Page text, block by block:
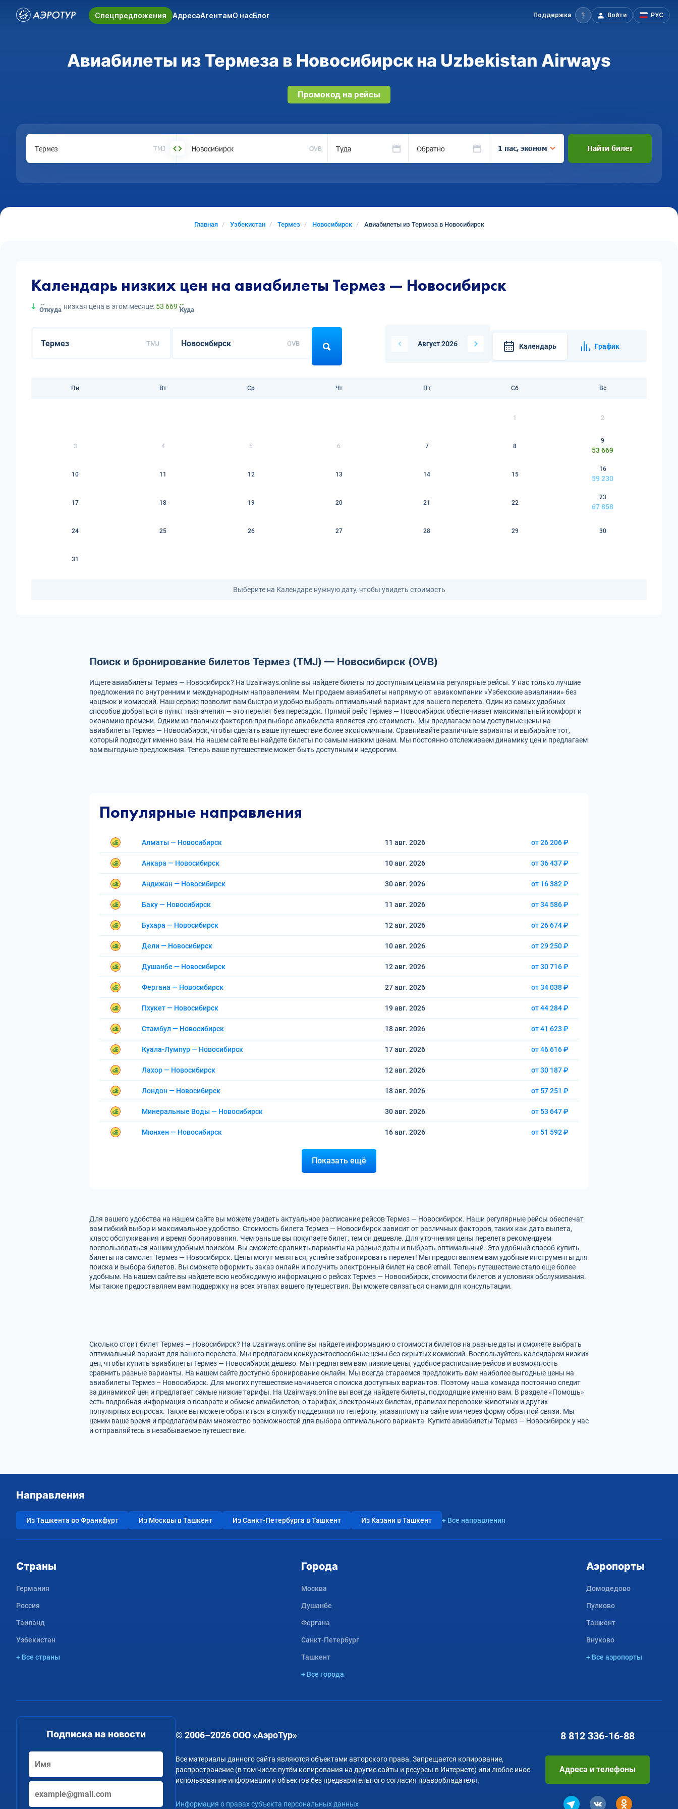
Спецпредложения АдресаАгентамО насБлог Поддержка Войти РУС
Авиабилеты из Термеза в Новосибирск на Uzbekistan Airways
Промокод на рейсы
TMJ OVB Туда Обратно 1 пас, эконом Найти билет
Главная Узбекистан Термез Новосибирск Авиабилеты из Термеза в Новосибирск
Календарь низких цен на авиабилеты Термез — Новосибирск
Самая низкая цена в этом месяце: 53 669 ₽
Откуда
TMJ
Куда
OVB Август 2026 Календарь График
Пн Вт Ср Чт Пт Сб Вс
1 2
3 4 5 6 7 8
9
53 669
10 11 12 13 14 15
16
59 230
17 18 19 20 21 22
23
67 858
24 25 26 27 28 29 30
31
Выберите на Календаре нужную дату, чтобы увидеть стоимость
Поиск и бронирование билетов Термез (TMJ) — Новосибирск (OVB)
Ищете авиабилеты Термез — Новосибирск? На Uzairways.online вы найдете билеты по доступным ценам на регулярные рейсы. У нас только лучшие
предложения по внутренним и международным направлениям. Мы продаем авиабилеты напрямую от авиакомпании «Узбекские авиалинии» без
наценок и комиссий. Наш сервис позволит вам быстро и удобно выбрать оптимальный вариант для вашего перелета. Один из самых удобных
способов добраться в пункт назначения — это перелет без пересадок. Прямой рейс Термез — Новосибирск обеспечивает максимальный комфорт и
экономию времени. Одним из главных факторов при выборе авиабилета является его стоимость. Мы предлагаем вам доступные цены на
авиабилеты Термез — Новосибирск, чтобы сделать ваше путешествие более экономичным. Сравнивайте различные варианты и выбирайте тот,
который подходит именно вам. На нашем сайте вы найдете билеты по самым низким ценам. Мы постоянно отслеживаем динамику цен и предлагаем
вам выгодные предложения. Теперь ваше путешествие может быть доступным и недорогим.
Популярные направления
Алматы — Новосибирск 11 авг. 2026 от 26 206 ₽
Анкара — Новосибирск 10 авг. 2026 от 36 437 ₽
Андижан — Новосибирск 30 авг. 2026 от 16 382 ₽
Баку — Новосибирск 11 авг. 2026 от 34 586 ₽
Бухара — Новосибирск 12 авг. 2026 от 26 674 ₽
Дели — Новосибирск 10 авг. 2026 от 29 250 ₽
Душанбе — Новосибирск 12 авг. 2026 от 30 716 ₽
Фергана — Новосибирск 27 авг. 2026 от 34 038 ₽
Пхукет — Новосибирск 19 авг. 2026 от 44 284 ₽
Стамбул — Новосибирск 18 авг. 2026 от 41 623 ₽
Куала-Лумпур — Новосибирск 17 авг. 2026 от 46 616 ₽
Лахор — Новосибирск 12 авг. 2026 от 30 187 ₽
Лондон — Новосибирск 18 авг. 2026 от 57 251 ₽
Минеральные Воды — Новосибирск 30 авг. 2026 от 53 647 ₽
Мюнхен — Новосибирск 16 авг. 2026 от 51 592 ₽
Показать ещё
Для вашего удобства на нашем сайте вы можете увидеть актуальное расписание рейсов Термез — Новосибирск. Наши регулярные рейсы обеспечат
вам гибкий выбор и максимальное удобство. Стоимость билета Термез — Новосибирск зависит от различных факторов, таких как дата вылета,
класс обслуживания и время бронирования. Чем раньше вы покупаете билет, тем он дешевле. Для уточнения цены перелета рекомендуем
воспользоваться нашим удобным поиском. Вы сможете сравнить варианты на разные даты и выбрать оптимальный. Это удобный способ купить
билеты на самолет Термез — Новосибирск. Цены могут меняться, успейте забронировать перелет! Мы предоставляем вам удобные инструменты для
поиска и выбора билетов. Вы сможете оформить заказ онлайн и получить электронный билет на свой email. Теперь путешествие стало еще более
удобным. На нашем сайте вы найдете всю необходимую информацию о рейсах Термез — Новосибирск, стоимости билетов и условиях обслуживания.
Мы также предоставляем вам поддержку на всех этапах вашего путешествия. Вы можете связаться с нами для консультации.
Сколько стоит билет Термез — Новосибирск? На Uzairways.online вы найдете информацию о стоимости билетов на разные даты и сможете выбрать
оптимальный вариант для вашего перелета. Мы предлагаем конкурентоспособные цены без скрытых комиссий. Воспользуйтесь календарем низких
цен, чтобы купить авиабилеты Термез — Новосибирск дёшево. Мы предлагаем вам низкие цены, удобное расписание рейсов и возможность
сравнить разные варианты. На нашем сайте доступно бронирование онлайн. Мы всегда стараемся предложить вам наиболее выгодные цены на
авиабилеты Термез – Новосибирск. Для многих путешествие начинается с поиска доступных вариантов. Поэтому наша команда постоянно следит
за динамикой цен и предлагает самые низкие тарифы. На Uzairways.online вы всегда найдете билеты, подходящие именно вам. В разделе «Помощь»
есть подробная информация о возврате и обмене авиабилетов, о тарифах, электронных билетах, правилах перевозки животных и других
популярных вопросах. Также вы можете обратиться в службу поддержки по телефону, указанному на сайте или через форму обратной связи. Мы
ценим ваше время и предлагаем вам множество возможностей для выбора оптимального варианта. Купите авиабилеты Термез — Новосибирск у нас
и отправляйтесь в незабываемое путешествие.
Направления
Из Ташкента во Франкфурт Из Москвы в Ташкент Из Санкт-Петербурга в Ташкент Из Казани в Ташкент + Все направления
Страны
Германия
Россия
Таиланд
Узбекистан
+ Все страны
Города
Москва
Душанбе
Фергана
Санкт-Петербург
Ташкент
+ Все города
Аэропорты
Домодедово
Пулково
Ташкент
Внуково
+ Все аэропорты
Подписка на новости © 2006–2026 ООО «АэроТур»
Все материалы данного сайта являются объектами авторского права. Запрещается копирование,
распространение (в том числе путём копирования на другие сайты и ресурсы в Интернете) или любое иное
использование информации и объектов без предварительного согласия правообладателя.
Информация о правах субъекта персональных данных
8 812 336-16-88
Адреса и телефоны